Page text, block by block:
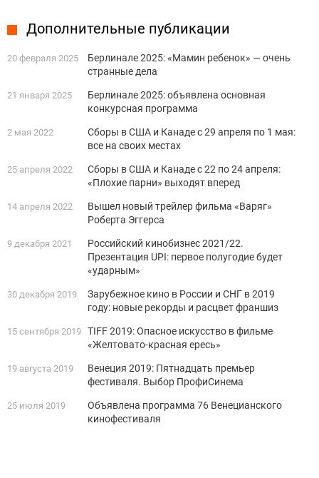
Дополнительные публикации
20 февраля 2025
Берлинале 2025: «Мамин ребенок» — очень
странные дела
21 января 2025
Берлинале 2025: объявлена основная
конкурсная программа
2 мая 2022
Сборы в США и Канаде с 29 апреля по 1 мая:
все на своих местах
25 апреля 2022
Сборы в США и Канаде с 22 по 24 апреля:
«Плохие парни» выходят вперед
14 апреля 2022
Вышел новый трейлер фильма «Варяг»
Роберта Эггерса
9 декабря 2021
Российский кинобизнес 2021/22.
Презентация UPI: первое полугодие будет
«ударным»
30 декабря 2019
Зарубежное кино в России и СНГ в 2019
году: новые рекорды и расцвет франшиз
15 сентября 2019 TIFF 2019: Опасное искусство в фильме
«Желтовато-красная ересь»
19 августа 2019
Венеция 2019: Пятнадцать премьер
фестиваля. Выбор ПрофиСинема
25 июля 2019
Объявлена программа 76 Венецианского
кинофестиваля